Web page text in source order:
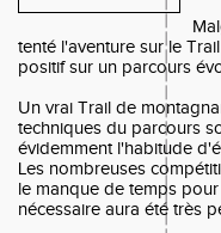
tenté l'aventure sur le
positif sur un parcours
Un vrai Trail de
techniques du parcours
évidemment l'habitude
Les nombreuses
le manque de temps
nécessaire aura été très